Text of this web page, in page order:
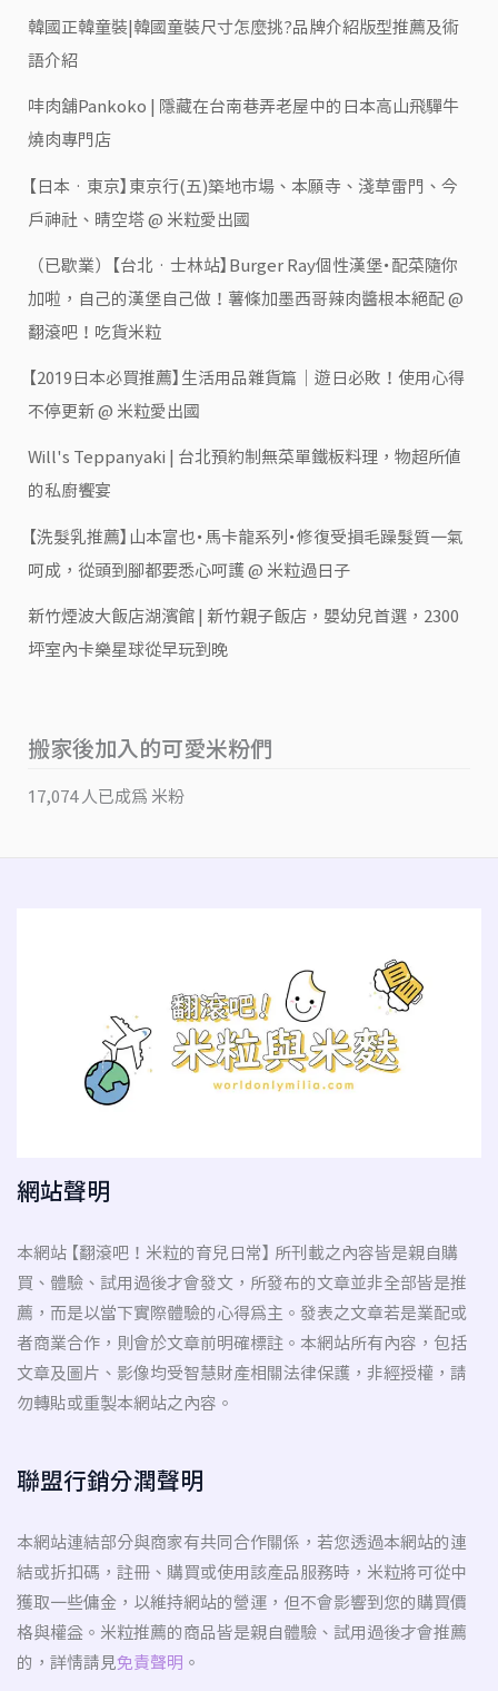
韓國正韓童裝|韓國童裝尺寸怎麼挑?品牌介紹版型推薦及術
語介紹
㕩肉舖Pankoko | 隱藏在台南巷弄老屋中的日本高山飛驒牛
燒肉專門店
【日本‧東京】東京行(五)築地市場、本願寺、淺草雷門、今
戶神社、晴空塔 @ 米粒愛出國
（已歇業）【台北‧士林站】Burger Ray個性漢堡・配菜隨你
加啦，自己的漢堡自己做！薯條加墨西哥辣肉醬根本絕配 @
翻滾吧！吃貨米粒
【2019日本必買推薦】生活用品雜貨篇｜遊日必敗！使用心得
不停更新 @ 米粒愛出國
Will's Teppanyaki | 台北預約制無菜單鐵板料理，物超所值
的私廚饗宴
【洗髮乳推薦】山本富也・馬卡龍系列・修復受損毛躁髮質一氣
呵成，從頭到腳都要悉心呵護 @ 米粒過日子
新竹煙波大飯店湖濱館 | 新竹親子飯店，嬰幼兒首選，2300
坪室內卡樂星球從早玩到晚
搬家後加入的可愛米粉們
17,074 人已成為 米粉
網站聲明
本網站 【翻滾吧！米粒的育兒日常】 所刊載之內容皆是親自購
買、體驗、試用過後才會發文，所發布的文章並非全部皆是推
薦，而是以當下實際體驗的心得為主。發表之文章若是業配或
者商業合作，則會於文章前明確標註。本網站所有內容，包括
文章及圖片、影像均受智慧財產相關法律保護，非經授權，請
勿轉貼或重製本網站之內容。
聯盟行銷分潤聲明
本網站連結部分與商家有共同合作關係，若您透過本網站的連
結或折扣碼，註冊、購買或使用該產品服務時，米粒將可從中
獲取一些傭金，以維持網站的營運，但不會影響到您的購買價
格與權益。米粒推薦的商品皆是親自體驗、試用過後才會推薦
的，詳情請見免責聲明 。